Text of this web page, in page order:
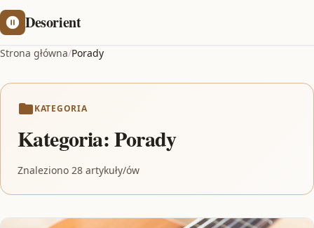
Desorient
Strona główna/Porady
KATEGORIA
Kategoria:Porady
Znaleziono 28 artykuły/ów